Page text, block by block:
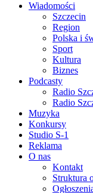
Wiadomości
Szczecin
Region
Polska i
Sport
Kultura
Biznes
Podcasty
Radio
Radio
Muzyka
Konkursy
Studio S-1
Reklama
O nas
Kontakt
Struktura